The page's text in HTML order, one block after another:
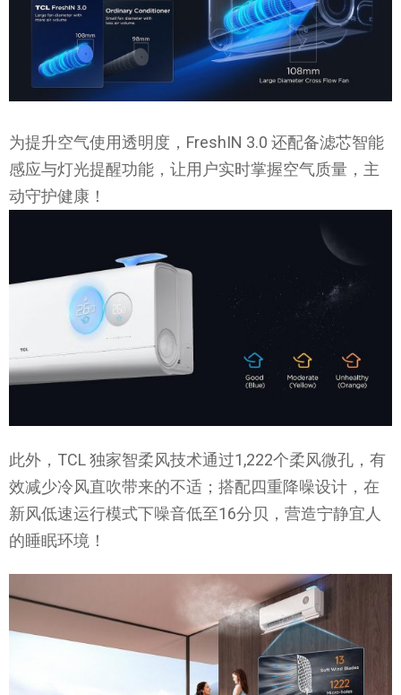
为提升空气使用透明度，FreshIN 3.0 还配备滤芯智能
感应与灯光提醒功能，让用户实时掌握空气质量，主
动守护健康！
此外，TCL 独家智柔风技术通过1,222个柔风微孔，有
效减少冷风直吹带来的不适；搭配四重降噪设计，在
新风低速运行模式下噪音低至16分贝，营造宁静宜人
的睡眠环境！